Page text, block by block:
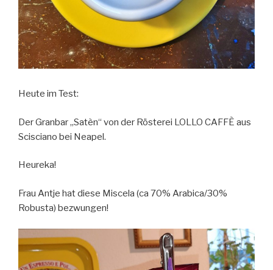
Heute im Test:
Der Granbar „Satèn“ von der Rösterei LOLLO CAFFÈ aus
Scisciano bei Neapel.
Heureka!
Frau Antje hat diese Miscela (ca 70% Arabica/30%
Robusta) bezwungen!